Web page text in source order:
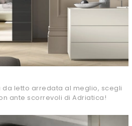
da letto arredata al meglio, scegli
ante scorrevoli di Adriatica!